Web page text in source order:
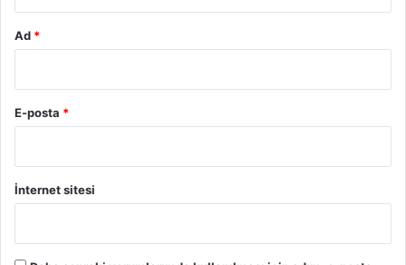
Ad *
E-posta *
İnternet sitesi